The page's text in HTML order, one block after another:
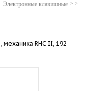
Электронные клавишные
RHC II, 192